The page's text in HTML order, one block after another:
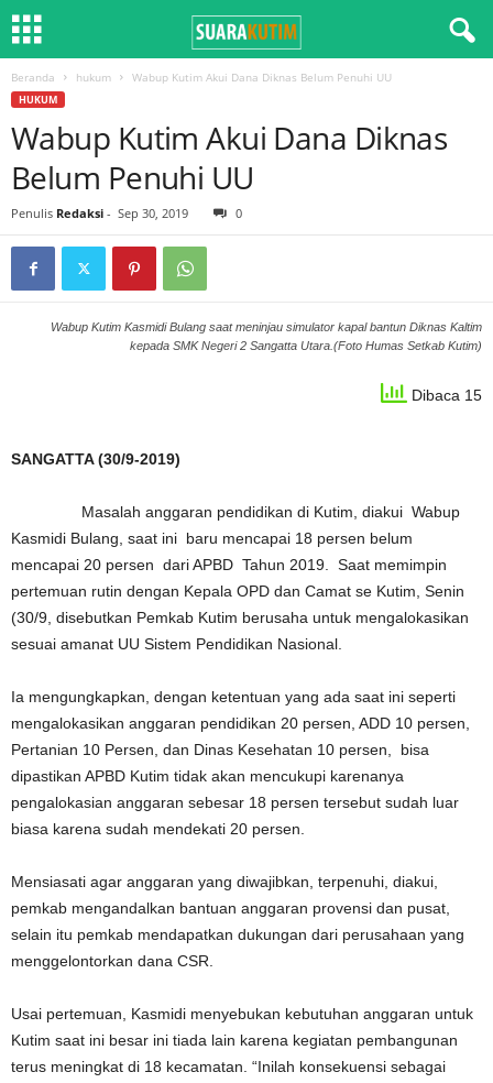
Beranda hukum Wabup Kutim Akui Dana Diknas Belum Penuhi UU
HUKUM
Wabup Kutim Akui Dana Diknas
Belum Penuhi UU
Penulis Redaksi - Sep 30, 2019 0
Wabup Kutim Kasmidi Bulang saat meninjau simulator kapal bantun Diknas Kaltim
kepada SMK Negeri 2 Sangatta Utara.(Foto Humas Setkab Kutim)
Dibaca 15
SANGATTA (30/9-2019)
Masalah anggaran pendidikan di Kutim, diakui Wabup
Kasmidi Bulang, saat ini baru mencapai 18 persen belum
mencapai 20 persen dari APBD Tahun 2019. Saat memimpin
pertemuan rutin dengan Kepala OPD dan Camat se Kutim, Senin
(30/9, disebutkan Pemkab Kutim berusaha untuk mengalokasikan
sesuai amanat UU Sistem Pendidikan Nasional.
Ia mengungkapkan, dengan ketentuan yang ada saat ini seperti
mengalokasikan anggaran pendidikan 20 persen, ADD 10 persen,
Pertanian 10 Persen, dan Dinas Kesehatan 10 persen, bisa
dipastikan APBD Kutim tidak akan mencukupi karenanya
pengalokasian anggaran sebesar 18 persen tersebut sudah luar
biasa karena sudah mendekati 20 persen.
Mensiasati agar anggaran yang diwajibkan, terpenuhi, diakui,
pemkab mengandalkan bantuan anggaran provensi dan pusat,
selain itu pemkab mendapatkan dukungan dari perusahaan yang
menggelontorkan dana CSR.
Usai pertemuan, Kasmidi menyebukan kebutuhan anggaran untuk
Kutim saat ini besar ini tiada lain karena kegiatan pembangunan
terus meningkat di 18 kecamatan. “Inilah konsekuensi sebagai